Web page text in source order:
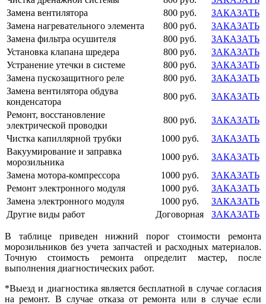
Замена вентилятора
800 руб.
ЗАКАЗАТЬ
Замена нагревательного элемента
800 руб.
ЗАКАЗАТЬ
Замена фильтра осушителя
800 руб.
ЗАКАЗАТЬ
Установка клапана шредера
800 руб.
ЗАКАЗАТЬ
Устранение утечки в системе
800 руб.
ЗАКАЗАТЬ
Замена пускозащитного реле
800 руб.
ЗАКАЗАТЬ
Замена вентилятора обдува
конденсатора
800 руб.
ЗАКАЗАТЬ
Ремонт, восстановление
электрической проводки
800 руб.
ЗАКАЗАТЬ
Чистка капиллярной трубки
1000 руб.
ЗАКАЗАТЬ
Вакуумирование и заправка
морозильника
1000 руб.
ЗАКАЗАТЬ
Замена мотора-компрессора
1000 руб.
ЗАКАЗАТЬ
Ремонт электронного модуля
1000 руб.
ЗАКАЗАТЬ
Замена электронного модуля
1000 руб.
ЗАКАЗАТЬ
Другие виды работ
Договорная ЗАКАЗАТЬ
В таблице приведен нижний порог стоимости ремонта
морозильников без учета запчастей и расходных материалов.
Точную стоимость ремонта определит мастер, после
выполнения диагностических работ.
*Выезд и диагностика является бесплатной в случае согласия
на ремонт. В случае отказа от ремонта или в случае если